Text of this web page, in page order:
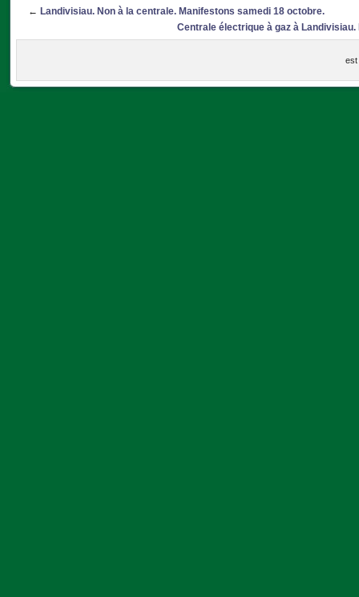
← Landivisiau. Non à la centrale. Manifestons samedi 18 octobre.
Centrale électrique à gaz à